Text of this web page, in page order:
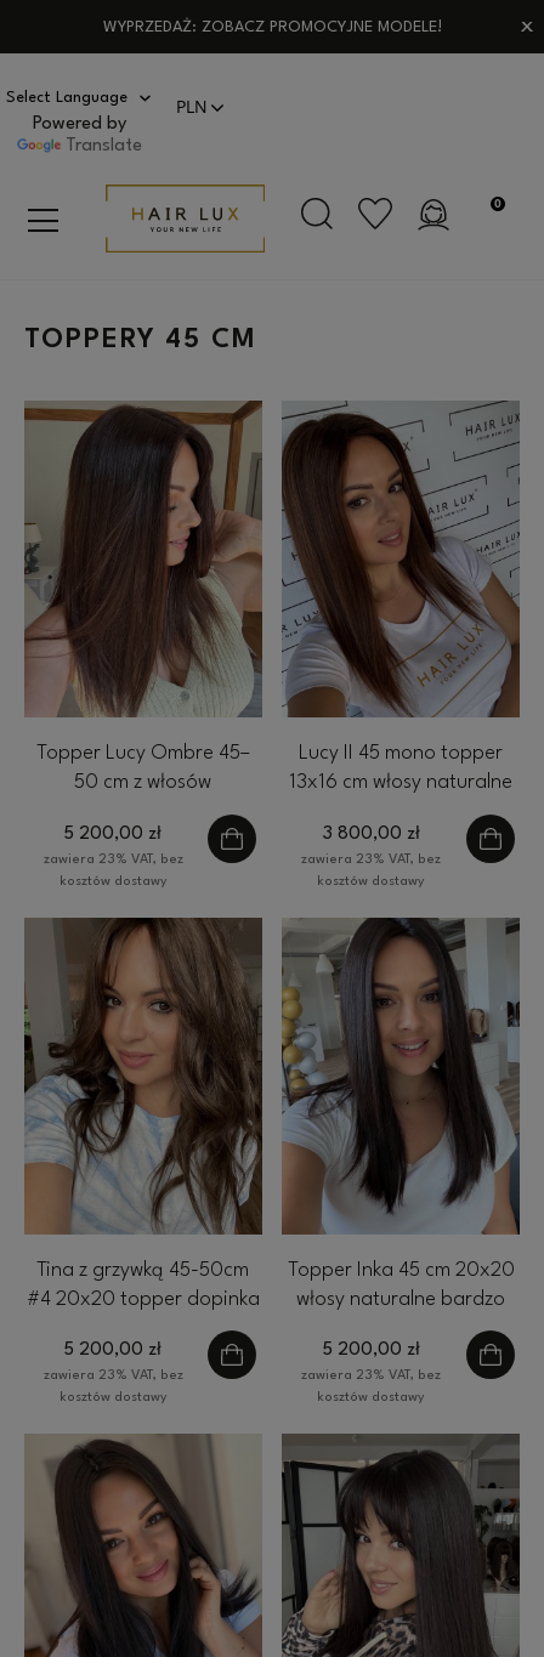
WYPRZEDAŻ: ZOBACZ PROMOCYJNE MODELE!
Powered by
Translate
TOPPERY 45 CM
Topper Lucy Ombre 45–
50 cm z włosów
naturalnych, baza 20x20
cm – HairLux
5 200,00 zł
zawiera 23% VAT, bez
kosztów dostawy
Lucy II 45 mono topper
13x16 cm włosy naturalne
3 800,00 zł
zawiera 23% VAT, bez
kosztów dostawy
Tina z grzywką 45-50cm
#4 20x20 topper dopinka
clip in włosy naturalne
brąz
5 200,00 zł
zawiera 23% VAT, bez
kosztów dostawy
Topper Inka 45 cm 20x20
włosy naturalne bardzo
5 200,00 zł
zawiera 23% VAT, bez
kosztów dostawy